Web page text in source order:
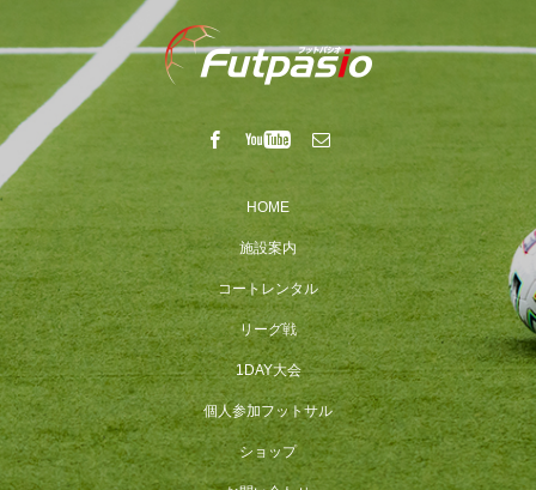
HOME
施設案内
コートレンタル
リーグ戦
1DAY大会
個人参加フットサル
ショップ